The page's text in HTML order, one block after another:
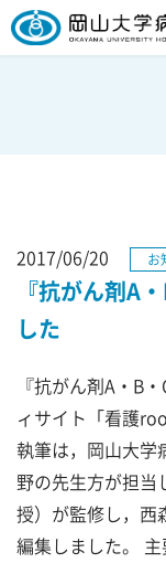
2017/06/20 お
『抗がん剤A
した
『抗がん剤A・B
ィサイト「看護
執筆は，岡山大学
野の先生方が担当
授）が監修し，西
編集しました。